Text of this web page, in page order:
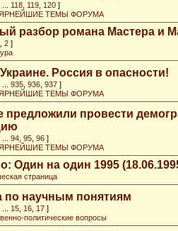
118 119 120 ]
ТЕМЫ ФОРУМА
разбор романа Мастера и
2 ]
Россия в опасности!
935 936 937 ]
ТЕМЫ ФОРУМА
предложили провести
94 95 96 ]
ТЕМЫ ФОРУМА
Один на один 1995
страница
по научным понятиям
15 16 17 ]
политические вопросы